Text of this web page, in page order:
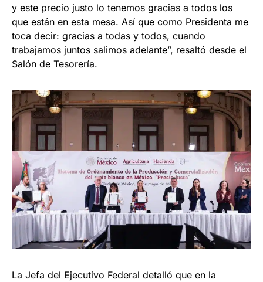
y este precio justo lo tenemos gracias a todos los
que están en esta mesa. Así que como Presidenta me
toca decir: gracias a todas y todos, cuando
trabajamos juntos salimos adelante”, resaltó desde el
Salón de Tesorería.
La Jefa del Ejecutivo Federal detalló que en la